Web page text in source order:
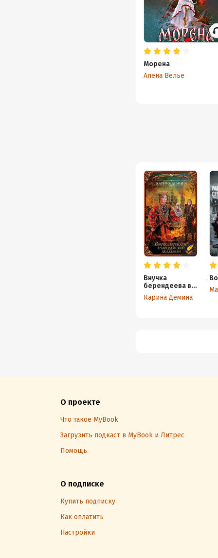
Морена
Алена Велье
Внучка
берендеева в
чародейской
академии
Карина Демина
О проекте
Что такое MyBook
Загрузить подкаст в MyBook и Литрес
Помощь
О подписке
Купить подписку
Как оплатить
Настройки